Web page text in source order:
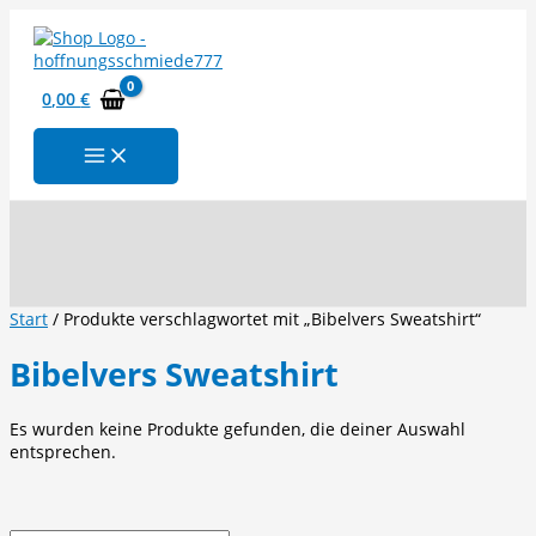
Inhalt
springen
0,00€
Start / Produkte verschlagwortet mit „Bibelvers Sweatshirt“
Bibelvers Sweatshirt
Es wurden keine Produkte gefunden, die deiner Auswahl
entsprechen.